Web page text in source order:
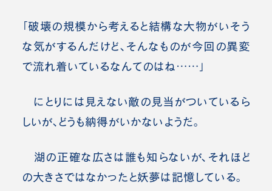
「破壊の規模から考えると結構な大物がいそう
な気がするんだけど、そんなものが今回の異変
で流れ着いているなんてのはね……」
にとりには見えない敵の見当がついているら
しいが、どうも納得がいかないようだ。
湖の正確な広さは誰も知らないが、それほど
の大きさではなかったと妖夢は記憶している。